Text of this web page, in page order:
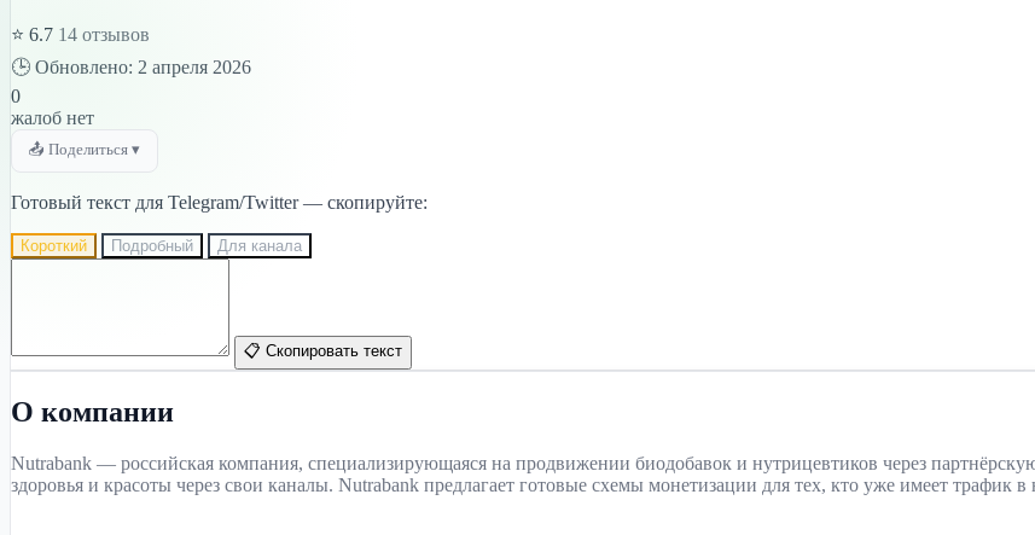
⭐ 6.7 14 отзывов
🕒 Обновлено: 2 апреля 2026
0
жалоб нет
📤 Поделиться ▾
Готовый текст для Telegram/Twitter — скопируйте:
Короткий Подробный Для канала
📋 Скопировать текст
О компании
Nutrabank — российская компания, специализирующаяся на продвижении биодобавок и нутрицевтиков через
здоровья и красоты через свои каналы. Nutrabank предлагает готовые схемы монетизации для тех, кто уже имеет трафик в